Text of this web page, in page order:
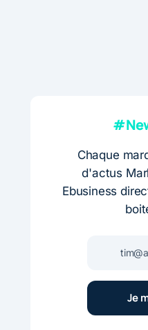
Chaque
d'actus
Ebusiness